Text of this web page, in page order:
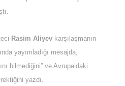
Rasim Aliyev karşılaşmanın
yayımladığı mesajda,
bilmediğini” ve Avrupa’daki
yazdı.